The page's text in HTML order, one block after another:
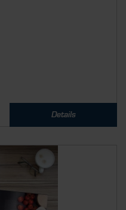
Details